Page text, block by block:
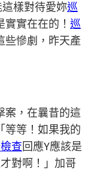
樣對待愛妳巡
實在在的！ 巡
些慘劇，昨天產
案，在曩昔的這
等等！如果我的
查回應Y應該是
對啊！」加哥